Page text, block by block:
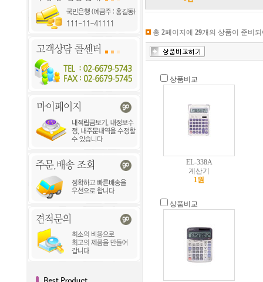
총 2페이지에 29개의 상품이 준비
상품비교
EL-338A
계산기
1원
상품비교